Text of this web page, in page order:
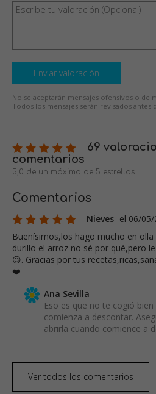
Enviar valoración
No se aceptarán mensajes ofensivos o de
Todos los mensajes serán revisados antes
69
comentarios
5,0 de un máximo de 5 estrellas
Comentarios
Nieves el 06/05/
Buenísimos,los hago mucho en
durillo el arroz no sé por qué,pero
😉. Gracias por tus
❤️
Ana Sevilla
Eso es que no te cogió
comienza a descontar.
abrirla cuando comience a
Ver todos los comentarios